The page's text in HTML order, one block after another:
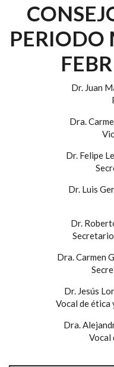
PERIODO
Dr. Juan
Dra.
Dr. Felipe
Dr. Luis
Dr.
Dra. Carmen
Dr. Jesús
Vocal de
Dra.
Vocal